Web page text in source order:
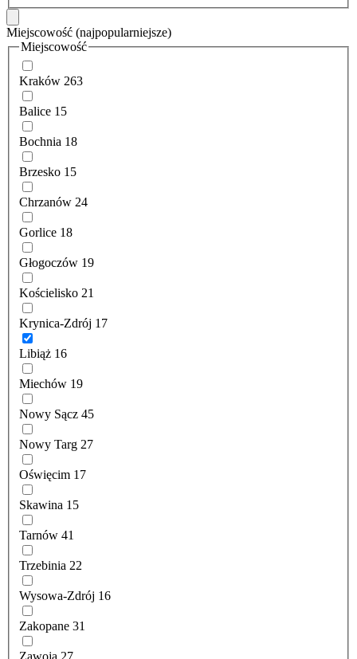
Miejscowość (najpopularniejsze)
Miejscowość
Kraków 263
Balice 15
Bochnia 18
Brzesko 15
Chrzanów 24
Gorlice 18
Głogoczów 19
Kościelisko 21
Krynica-Zdrój 17
Libiąż 16
Miechów 19
Nowy Sącz 45
Nowy Targ 27
Oświęcim 17
Skawina 15
Tarnów 41
Trzebinia 22
Wysowa-Zdrój 16
Zakopane 31